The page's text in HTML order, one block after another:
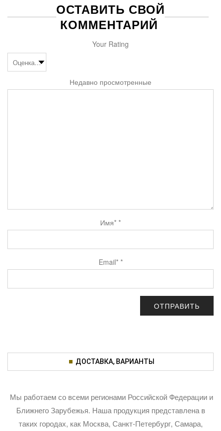
ОСТАВИТЬ СВОЙ
КОММЕНТАРИЙ
Your Rating
Недавно просмотренные
Имя* *
Email* *
ДОСТАВКА, ВАРИАНТЫ
Мы работаем со всеми регионами Российской Федерации и
Ближнего Зарубежья. Наша продукция представлена в
таких городах, как Москва, Санкт-Петербург, Самара,